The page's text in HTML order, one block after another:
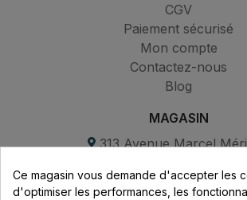
CGV
Paiement sécurisé
Mon compte
Contactez-nous
Blog
MAGASIN
313 Avenue Marcel
69530 Brignais
Ce magasin vous demande d'accepter les
d'optimiser les performances, les